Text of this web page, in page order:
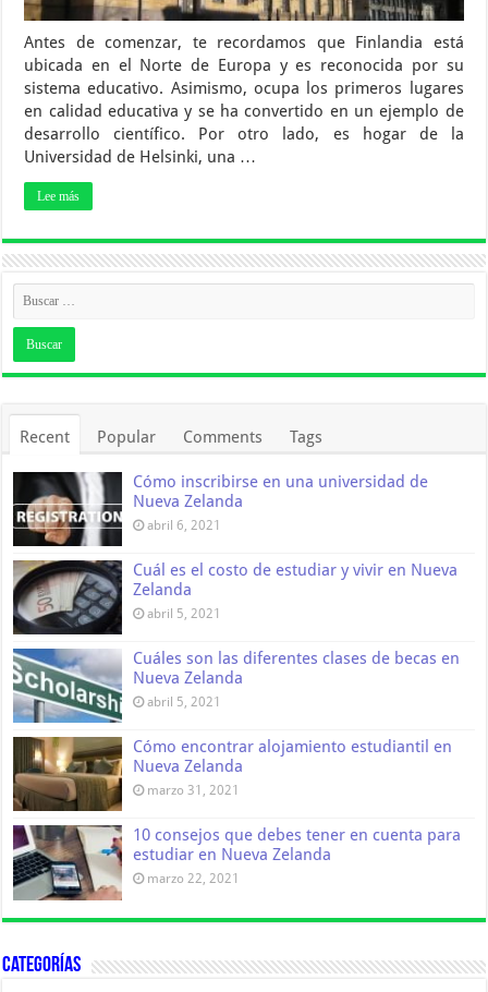
Antes de comenzar, te recordamos que Finlandia está
ubicada en el Norte de Europa y es reconocida por su
sistema educativo. Asimismo, ocupa los primeros lugares
en calidad educativa y se ha convertido en un ejemplo de
desarrollo científico. Por otro lado, es hogar de la
Universidad de Helsinki, una …
Lee más
Recent Popular Comments Tags
Cómo inscribirse en una universidad de
Nueva Zelanda
abril 6, 2021
Cuál es el costo de estudiar y vivir en Nueva
Zelanda
abril 5, 2021
Cuáles son las diferentes clases de becas en
Nueva Zelanda
abril 5, 2021
Cómo encontrar alojamiento estudiantil en
Nueva Zelanda
marzo 31, 2021
10 consejos que debes tener en cuenta para
estudiar en Nueva Zelanda
marzo 22, 2021
Categorías